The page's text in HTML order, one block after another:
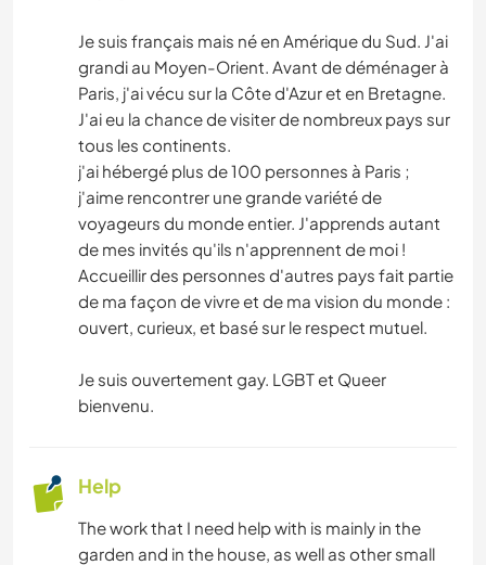
CYCLING
HIKING
MOUNTAIN
SAILING / BOATING
CAMPING
BEACH
Je suis français mais né en Amérique du Sud. J'ai
grandi au Moyen-Orient. Avant de déménager à
Paris, j'ai vécu sur la Côte d'Azur et en Bretagne.
J'ai eu la chance de visiter de nombreux pays sur
tous les continents.
j'ai hébergé plus de 100 personnes à Paris ;
j'aime rencontrer une grande variété de
voyageurs du monde entier. J'apprends autant
de mes invités qu'ils n'apprennent de moi !
Accueillir des personnes d'autres pays fait partie
de ma façon de vivre et de ma vision du monde :
ouvert, curieux, et basé sur le respect mutuel.
Je suis ouvertement gay. LGBT et Queer
bienvenu.
Help
The work that I need help with is mainly in the
garden and in the house, as well as other small